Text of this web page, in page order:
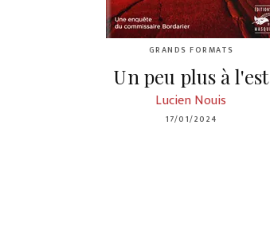
GRANDS FORMATS
Un peu plus à l'est
Lucien Nouis
17/01/2024